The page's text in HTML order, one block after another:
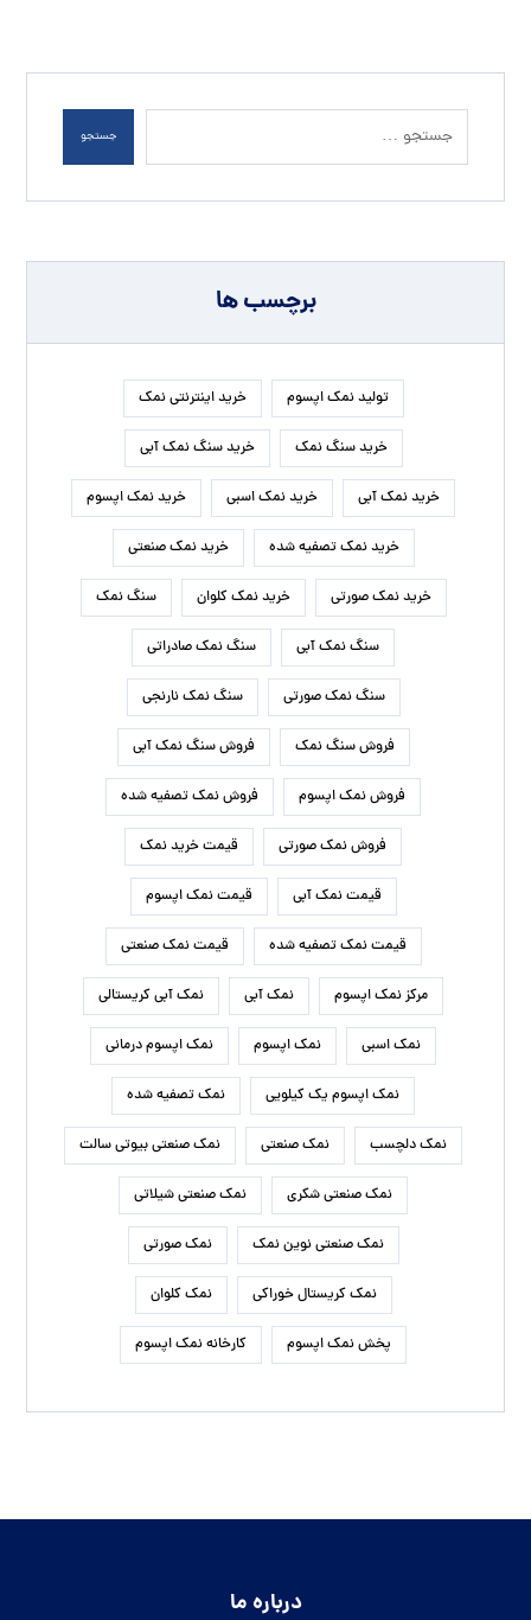
جستجو
برچسب ها
تولید نمک اپسوم خرید اینترنتی نمک
خرید سنگ نمک خرید سنگ نمک آبی
خرید نمک آبی خرید نمک اسبی خرید نمک اپسوم
خرید نمک تصفیه شده خرید نمک صنعتی
خرید نمک صورتی خرید نمک کلوان سنگ نمک
سنگ نمک آبی سنگ نمک صادراتی
سنگ نمک صورتی سنگ نمک نارنجی
فروش سنگ نمک فروش سنگ نمک آبی
فروش نمک اپسوم فروش نمک تصفیه شده
فروش نمک صورتی قیمت خرید نمک
قیمت نمک آبی قیمت نمک اپسوم
قیمت نمک تصفیه شده قیمت نمک صنعتی
مرکز نمک اپسوم نمک آبی نمک آبی کریستالی
نمک اسبی نمک اپسوم نمک اپسوم درمانی
نمک اپسوم یک کیلویی نمک تصفیه شده
نمک دلچسب نمک صنعتی نمک صنعتی بیوتی سالت
نمک صنعتی شکری نمک صنعتی شیلاتی
نمک صنعتی نوین نمک نمک صورتی
نمک کریستال خوراکی نمک کلوان
پخش نمک اپسوم کارخانه نمک اپسوم
درباره ما